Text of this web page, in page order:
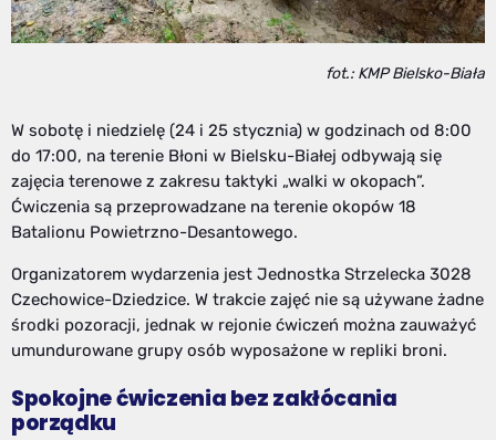
fot.: KMP Bielsko-Biała
W sobotę i niedzielę (24 i 25 stycznia) w godzinach od 8:00
do 17:00, na terenie Błoni w Bielsku-Białej odbywają się
zajęcia terenowe z zakresu taktyki „walki w okopach”.
Ćwiczenia są przeprowadzane na terenie okopów 18
Batalionu Powietrzno-Desantowego.
Organizatorem wydarzenia jest Jednostka Strzelecka 3028
Czechowice-Dziedzice. W trakcie zajęć nie są używane żadne
środki pozoracji, jednak w rejonie ćwiczeń można zauważyć
umundurowane grupy osób wyposażone w repliki broni.
Spokojne ćwiczenia bez zakłócania
porządku